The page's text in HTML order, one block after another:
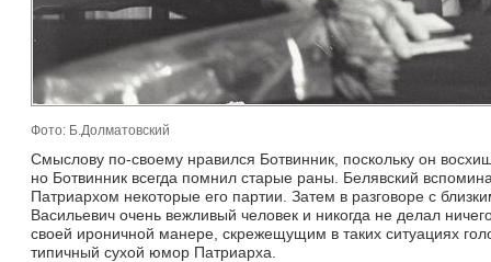
Фото: Б.Долматовский
Смыслову по-своему нравился Ботвинник, поскольку он
но Ботвинник всегда помнил старые раны. Белявский
Патриархом некоторые его партии. Затем в разговоре с
Васильевич очень вежливый человек и никогда не делал
своей ироничной манере, скрежещущим в таких ситуациях
типичный сухой юмор Патриарха.